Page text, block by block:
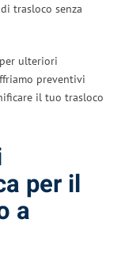
trasloco senza
ulteriori
preventivi
il tuo trasloco
per il
a